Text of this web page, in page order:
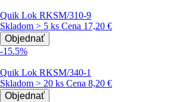
Quik Lok RKSM/310-9
Skladom > 5 ks Cena 17,20 €
Objednať
-15.5%
Quik Lok RKSM/340-1
Skladom > 20 ks Cena 8,20 €
Objednať